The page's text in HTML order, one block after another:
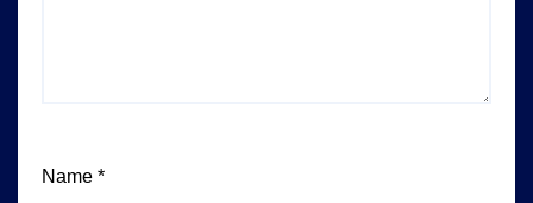
Name *